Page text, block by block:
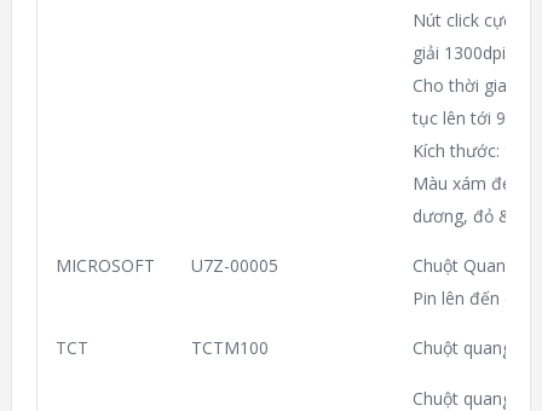
Nút click cực
giải 1300dpi.
Cho thời gian
tục lên tới 9
Kích thước:
Màu xám đen,
dương, đỏ &
MICROSOFT U7Z-00005
Chuột Quang
Pin lên đến 6
TCT TCTM100 Chuột quang
Chuột quang